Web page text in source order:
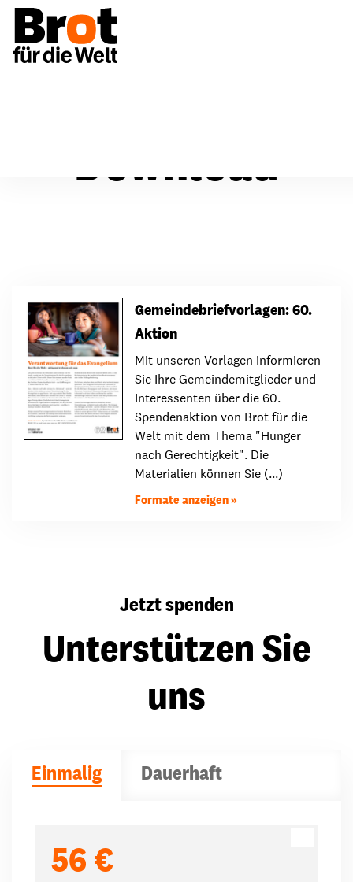
Download
Gemeindebriefvorlagen: 60.
Aktion
Mit unseren Vorlagen informieren
Sie Ihre Gemeindemitglieder und
Interessenten über die 60.
Spendenaktion von Brot für die
Welt mit dem Thema "Hunger
nach Gerechtigkeit". Die
Materialien können Sie (...)
Formate anzeigen
Jetzt spenden
Unterstützen Sie
uns
Einmalig Dauerhaft
56 €